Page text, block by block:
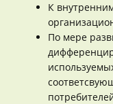
К
По мере